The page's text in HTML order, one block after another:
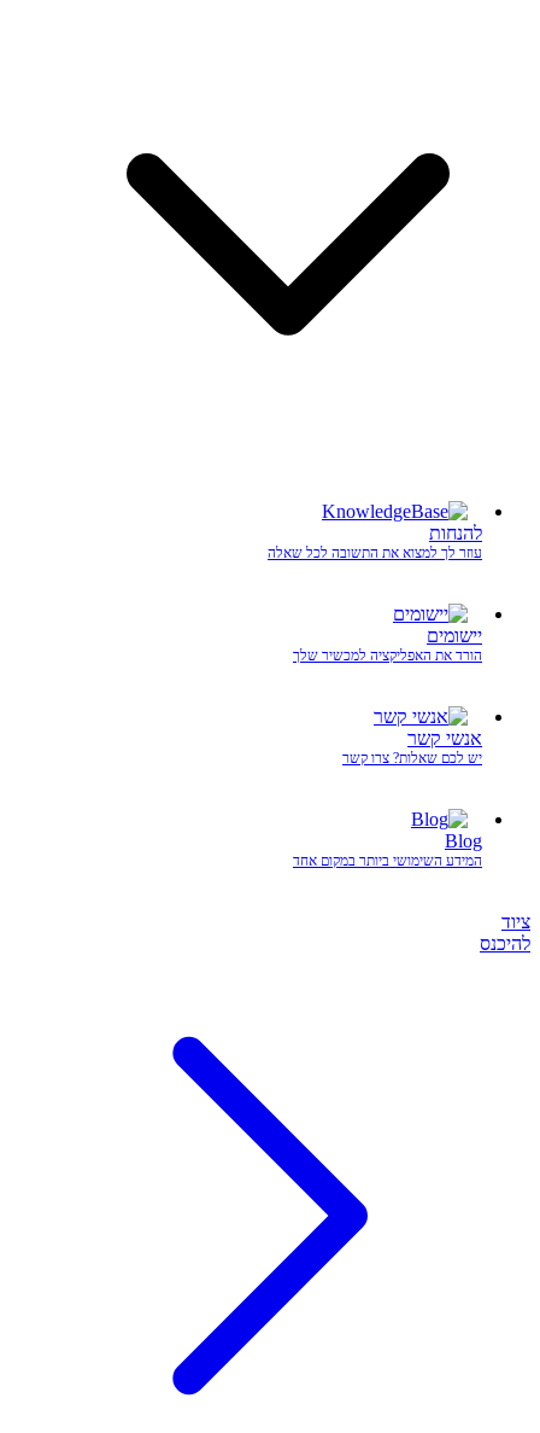
להנחות
עוזר לך למצוא את התשובה לכל שאלה
יישומים
הורד את האפליקציה למכשיר שלך
אנשי קשר
יש לכם שאלות? צרו קשר
Blog
המידע השימושי ביותר במקום אחד
ציוד
להיכנס